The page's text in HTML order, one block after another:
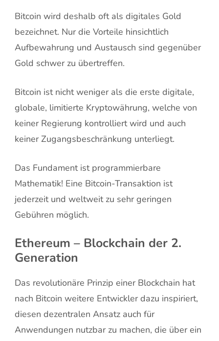
Bitcoin wird deshalb oft als digitales Gold
bezeichnet. Nur die Vorteile hinsichtlich
Aufbewahrung und Austausch sind gegenüber
Gold schwer zu übertreffen.
Bitcoin ist nicht weniger als die erste digitale,
globale, limitierte Kryptowährung, welche von
keiner Regierung kontrolliert wird und auch
keiner Zugangsbeschränkung unterliegt.
Das Fundament ist programmierbare
Mathematik! Eine Bitcoin-Transaktion ist
jederzeit und weltweit zu sehr geringen
Gebühren möglich.
Ethereum – Blockchain der 2.
Generation
Das revolutionäre Prinzip einer Blockchain hat
nach Bitcoin weitere Entwickler dazu inspiriert,
diesen dezentralen Ansatz auch für
Anwendungen nutzbar zu machen, die über ein